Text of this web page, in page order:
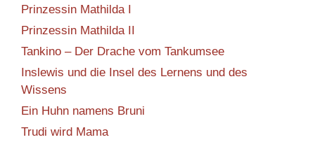
Prinzessin Mathilda I
Prinzessin Mathilda II
Tankino – Der Drache vom Tankumsee
Inslewis und die Insel des Lernens und des
Wissens
Ein Huhn namens Bruni
Trudi wird Mama